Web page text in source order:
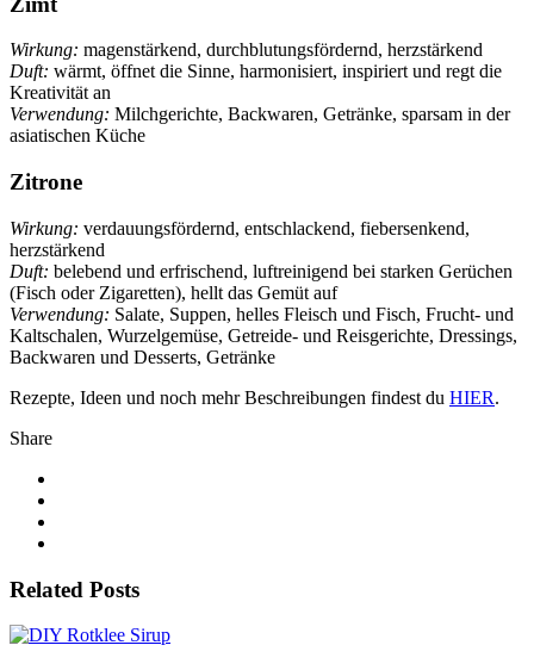
Wirkung: magenstärkend, durchblutungsfördernd, herzstärkend
Duft: wärmt, öffnet die Sinne, harmonisiert, inspiriert und regt die
Kreativität an
Verwendung: Milchgerichte, Backwaren, Getränke, sparsam in der
asiatischen Küche
Zitrone
Wirkung: verdauungsfördernd, entschlackend, fiebersenkend,
herzstärkend
Duft: belebend und erfrischend, luftreinigend bei starken Gerüchen
(Fisch oder Zigaretten), hellt das Gemüt auf
Verwendung: Salate, Suppen, helles Fleisch und Fisch, Frucht- und
Kaltschalen, Wurzelgemüse, Getreide- und Reisgerichte, Dressings,
Backwaren und Desserts, Getränke
Rezepte, Ideen und noch mehr Beschreibungen findest du HIER.
Share
Related Posts